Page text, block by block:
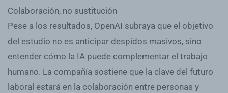
Colaboración, no sustitución
Pese a los resultados, OpenAI subraya que el objetivo
del estudio no es anticipar despidos masivos, sino
entender cómo la IA puede complementar el trabajo
humano. La compañía sostiene que la clave del futuro
laboral estará en la colaboración entre personas y